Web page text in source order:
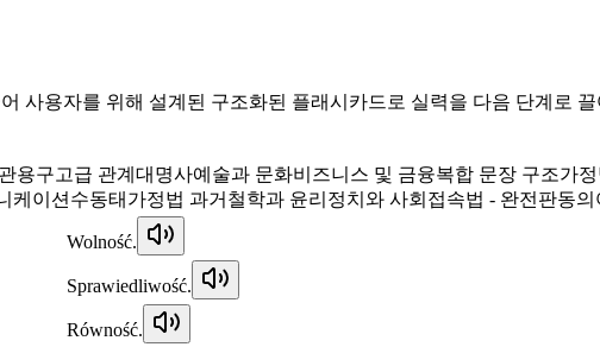
사용자를 위해 설계된 구조화된 플래시카드로 실력을 다음 단계로
용구고급 관계대명사예술과 문화비즈니스 및 금융복합 문장 구조가
케이션 수동태 가정법 과거 철학과 윤리 정치와 사회 접속법 - 완전판동의
Wolność.
Sprawiedliwość.
Równość.